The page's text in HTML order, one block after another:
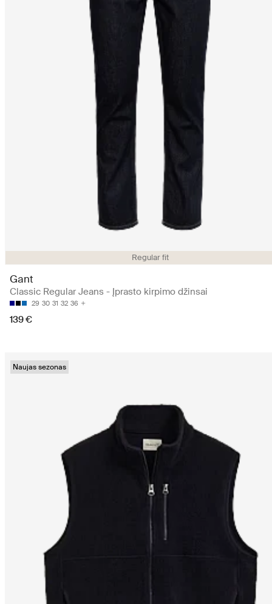
Regular fit
Gant
Classic Regular Jeans - Įprasto kirpimo džinsai
29 30 31 32 36
139 €
Naujas sezonas